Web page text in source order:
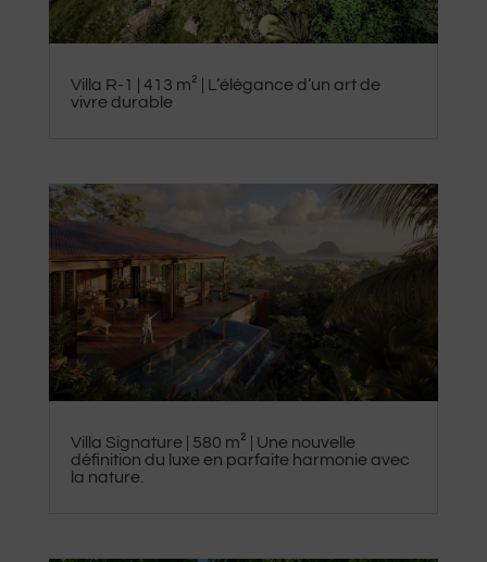
Villa R-1 | 413 m² | L’élégance d’un art de
vivre durable
​Villa Signature | 580 m² | Une nouvelle
définition du luxe en parfaite harmonie avec
la nature.